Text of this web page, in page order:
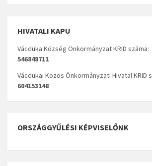
HIVATALI KAPU
Vácduka Község Önkormányzat KRID száma:
546848711
Vácdukai Közös Önkormányzati Hivatal KRID
604153148
ORSZÁGGYŰLÉSI KÉPVISELŐNK